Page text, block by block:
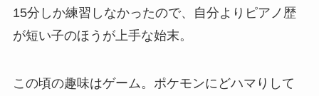
15分しか練習しなかったので、自分よりピアノ歴
が短い子のほうが上手な始末。
この頃の趣味はゲーム。ポケモンにどハマりして